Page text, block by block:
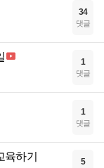
34
댓글
1
댓글
1
댓글
하기 5